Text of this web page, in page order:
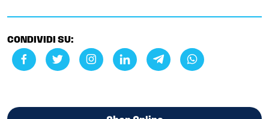
CONDIVIDI SU: